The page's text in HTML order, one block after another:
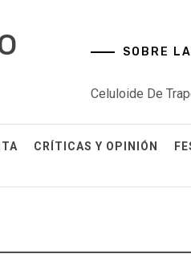
SOBRE
Celuloide De
CRÍTICAS Y OPINIÓN